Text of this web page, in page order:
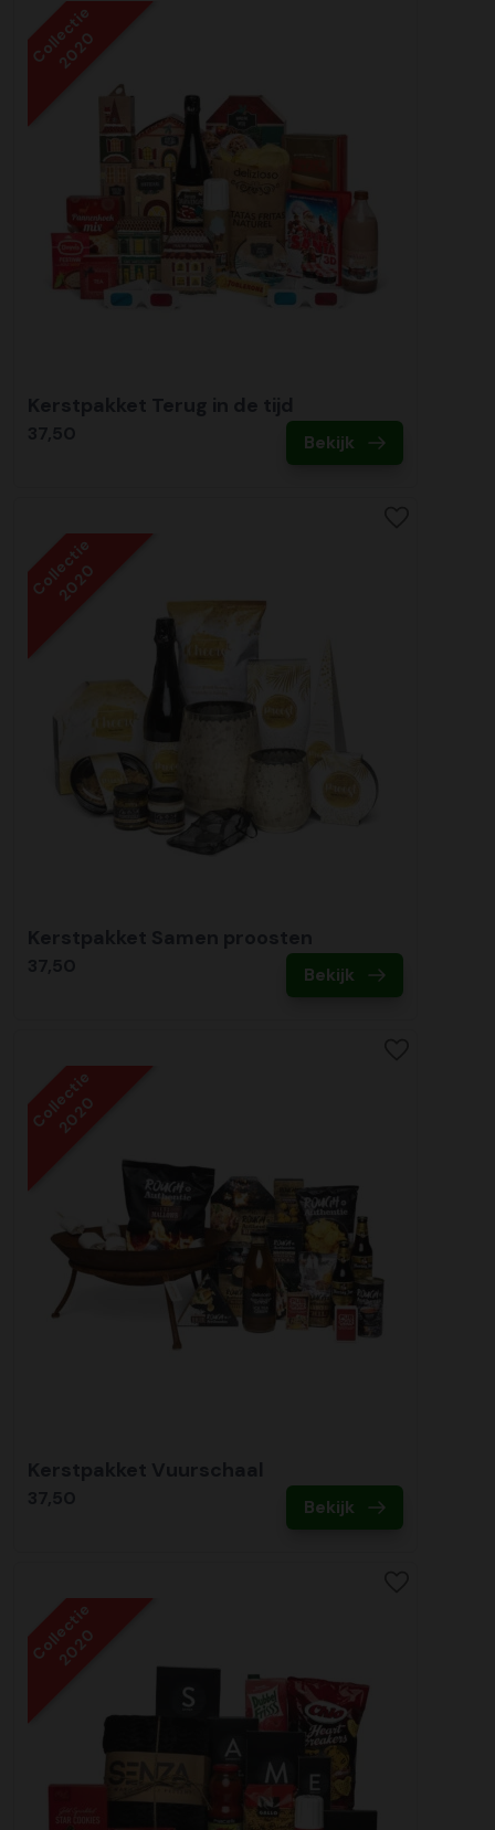
Collectie
2020
Bekijk
Collectie
2020
Bekijk
Collectie
2020
Bekijk
Collectie
2020